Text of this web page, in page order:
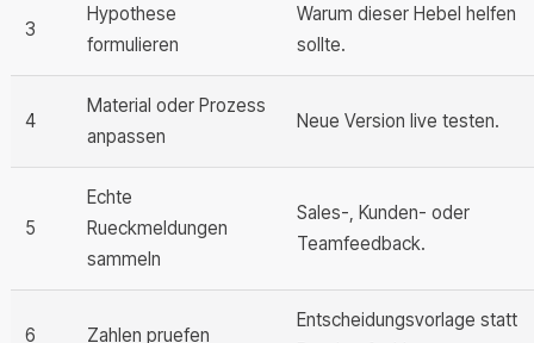
3
Hypothese
formulieren
Warum dieser Hebel helfen
sollte.
4
Material oder Prozess
anpassen
Neue Version live testen.
5
Echte
Rueckmeldungen
sammeln
Sales-, Kunden- oder
Teamfeedback.
6 Zahlen pruefen
Entscheidungsvorlage statt